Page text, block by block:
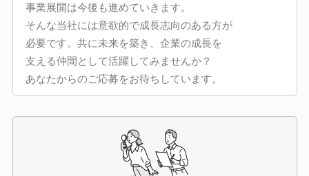
事業展開は今後も進めていきます。
そんな当社には意欲的で成長志向のある方が
必要です。共に未来を築き、企業の成長を
支える仲間として活躍してみませんか？
あなたからのご応募をお待ちしています。